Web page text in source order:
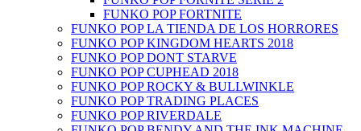
FUNKO POP FORTNITE
FUNKO POP LA TIENDA DE LOS HORRORES
FUNKO POP KINGDOM HEARTS 2018
FUNKO POP DONT STARVE
FUNKO POP CUPHEAD 2018
FUNKO POP ROCKY & BULLWINKLE
FUNKO POP TRADING PLACES
FUNKO POP RIVERDALE